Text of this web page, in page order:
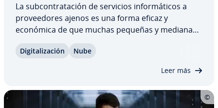
La su­b­co­n­tra­ta­ción de servicios in­fo­r­má­ti­cos a
pro­vee­do­res ajenos es una forma eficaz y
económica de que muchas pequeñas y medianas
Los Managed Services Providers son socios
Di­gi­ta­li­za­ción Nube
Leer más